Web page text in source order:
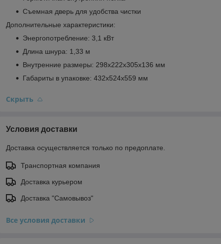
Съемная дверь для удобства чистки
Дополнительные характеристики:
Энергопотребление: 3,1 кВт
Длина шнура: 1,33 м
Внутренние размеры: 298х222х305х136 мм
Габариты в упаковке: 432х524х559 мм
Скрыть
Условия доставки
Доставка осуществляется только по предоплате.
Транспортная компания
Доставка курьером
Доставка "Самовывоз"
Все условия доставки